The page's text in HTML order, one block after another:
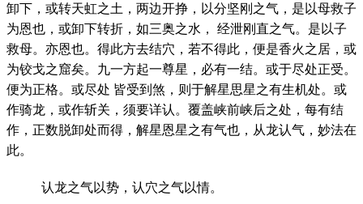
卸下，或转天虹之土，两边开挣，以分坚刚之气，是以母救子
为恩也，或卸下转折，如三奥之水， 经泄刚直之气。是以子
救母。亦恩也。得此方去结穴，若不得此，便是香火之居，或
为铰戈之窟矣。九一方起一尊星，必有一结。或于尽处正受。
便为正格。或尽处 皆受到煞，则于解星思星之有生机处。或
作骑龙，或作斩关，须要详认。覆盖峡前峡后之处，每有结
作，正数脱卸处而得，解星恩星之有气也，从龙认气，妙法在
此。
认龙之气以势，认穴之气以情。